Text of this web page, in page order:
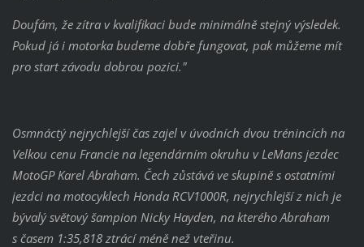
Doufám, že zítra v kvalifikaci bude minimálně stejný výsledek.
Pokud já i motorka budeme dobře fungovat, pak můžeme mít
pro start závodu dobrou pozici."
Osmnáctý nejrychlejší čas zajel v úvodních dvou trénincích na
Velkou cenu Francie na legendárním okruhu v LeMans jezdec
MotoGP Karel Abraham. Čech zůstává ve skupině s ostatními
jezdci na motocyklech Honda RCV1000R, nejrychlejší z nich je
bývalý světový šampion Nicky Hayden, na kterého Abraham
s časem 1:35,818 ztrácí méně než vteřinu.